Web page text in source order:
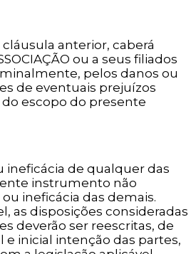
anterior, caberá
ou a seus filiados
pelos danos ou
de eventuais prejuízos
escopo do presente
ineficácia de qualquer das
instrumento não
ineficácia das demais.
as disposições consideradas
deverão ser reescritas, de
e inicial intenção das partes,